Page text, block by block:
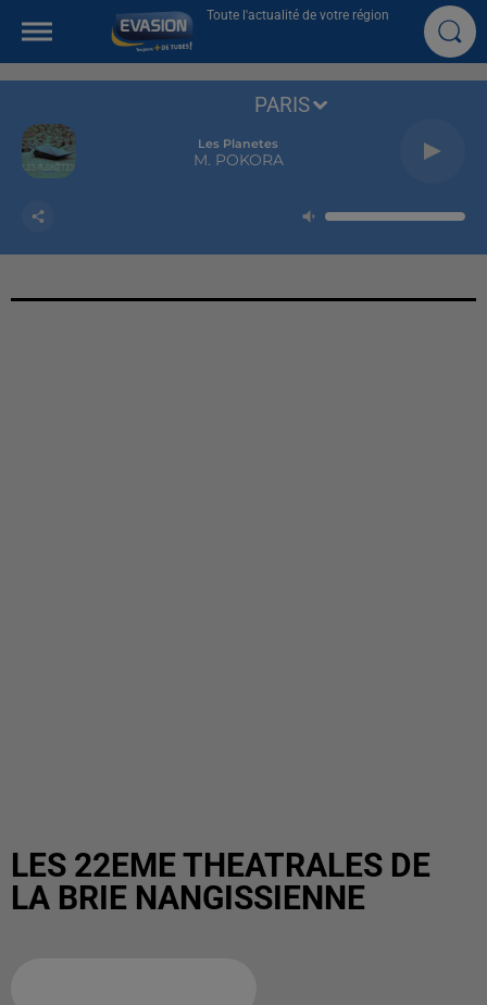
Toute l'actualité de votre région
Les Planetes
M. POKORA
PARIS
LES 22EME THEATRALES DE
LA BRIE NANGISSIENNE